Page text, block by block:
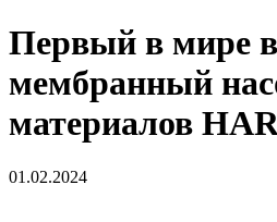
Первый в мире
мембранный
материалов
01.02.2024